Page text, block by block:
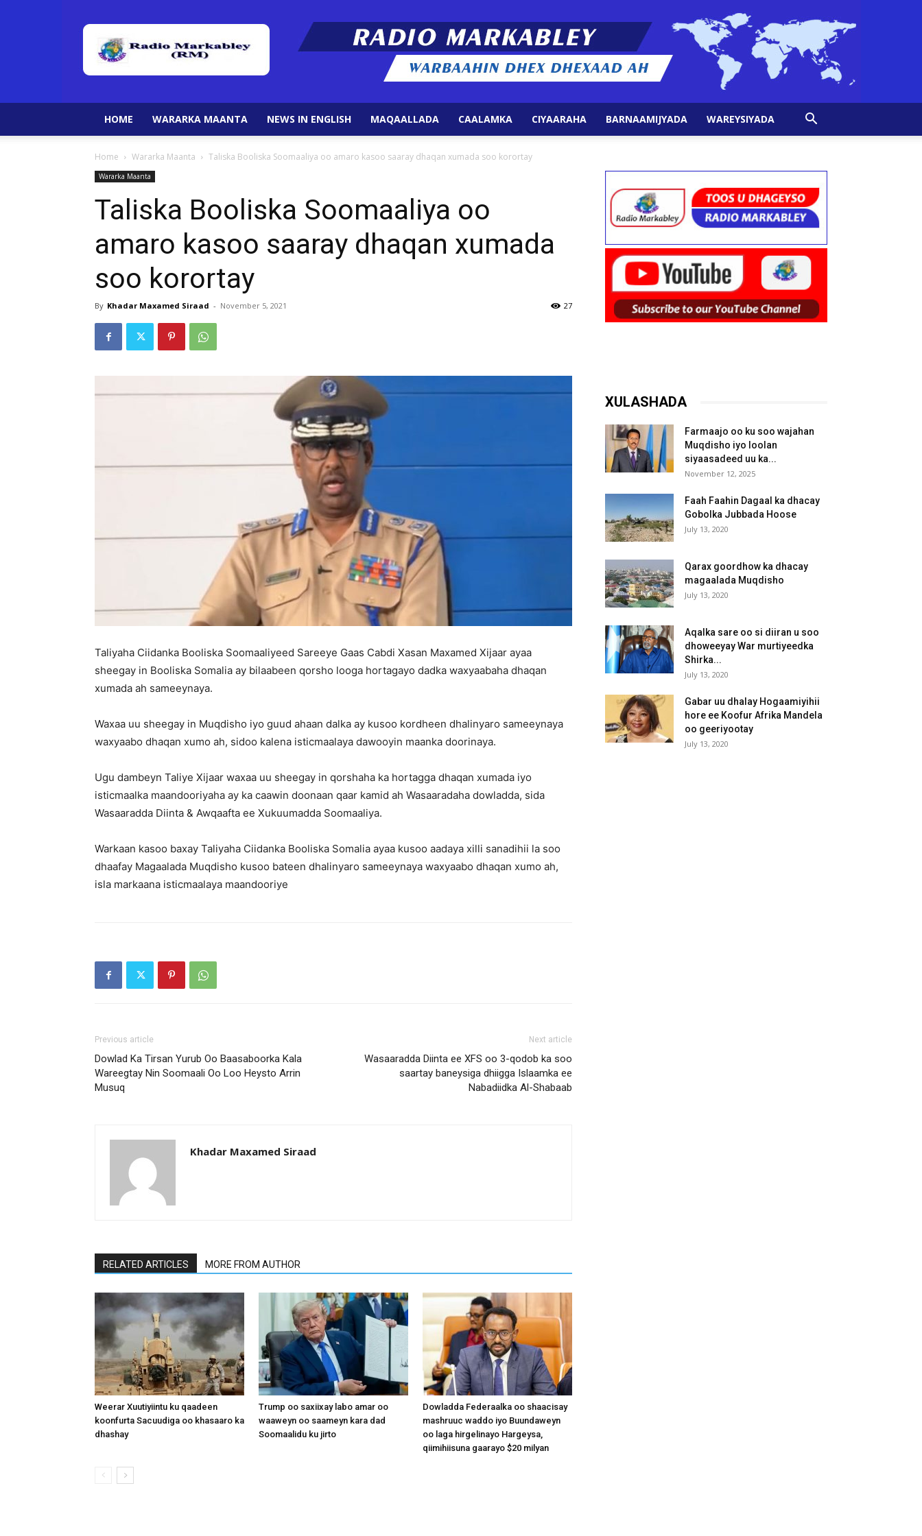
HOME WARARKA MAANTA NEWS IN ENGLISH MAQAALLADA CAALAMKA CIYAARAHA BARNAAMIJYADA WAREYSIYADA
Home Wararka Maanta Taliska Booliska Soomaaliya oo amaro kasoo saaray dhaqan xumada soo korortay
Wararka Maanta
Taliska Booliska Soomaaliya oo
amaro kasoo saaray dhaqan xumada
soo korortay
By Khadar Maxamed Siraad - November 5, 2021 27
Taliyaha Ciidanka Booliska Soomaaliyeed Sareeye Gaas Cabdi Xasan Maxamed Xijaar ayaa
sheegay in Booliska Somalia ay bilaabeen qorsho looga hortagayo dadka waxyaabaha dhaqan
xumada ah sameeynaya.
Waxaa uu sheegay in Muqdisho iyo guud ahaan dalka ay kusoo kordheen dhalinyaro sameeynaya
waxyaabo dhaqan xumo ah, sidoo kalena isticmaalaya dawooyin maanka doorinaya.
Ugu dambeyn Taliye Xijaar waxaa uu sheegay in qorshaha ka hortagga dhaqan xumada iyo
isticmaalka maandooriyaha ay ka caawin doonaan qaar kamid ah Wasaaradaha dowladda, sida
Wasaaradda Diinta & Awqaafta ee Xukuumadda Soomaaliya.
Warkaan kasoo baxay Taliyaha Ciidanka Booliska Somalia ayaa kusoo aadaya xilli sanadihii la soo
dhaafay Magaalada Muqdisho kusoo bateen dhalinyaro sameeynaya waxyaabo dhaqan xumo ah,
isla markaana isticmaalaya maandooriye
Previous article
Dowlad Ka Tirsan Yurub Oo Baasaboorka Kala
Wareegtay Nin Soomaali Oo Loo Heysto Arrin
Musuq
Next article
Wasaaradda Diinta ee XFS oo 3-qodob ka soo
saartay baneysiga dhiigga Islaamka ee
Nabadiidka Al-Shabaab
Khadar Maxamed Siraad
RELATED ARTICLES MORE FROM AUTHOR
Weerar Xuutiyiintu ku qaadeen
koonfurta Sacuudiga oo khasaaro ka
dhashay
Trump oo saxiixay labo amar oo
waaweyn oo saameyn kara dad
Soomaalidu ku jirto
Dowladda Federaalka oo shaacisay
mashruuc waddo iyo Buundaweyn
oo laga hirgelinayo Hargeysa,
qiimihiisuna gaarayo $20 milyan
XULASHADA
Farmaajo oo ku soo wajahan
Muqdisho iyo loolan
siyaasadeed uu ka...
November 12, 2025
Faah Faahin Dagaal ka dhacay
Gobolka Jubbada Hoose
July 13, 2020
Qarax goordhow ka dhacay
magaalada Muqdisho
July 13, 2020
Aqalka sare oo si diiran u soo
dhoweeyay War murtiyeedka
Shirka...
July 13, 2020
Gabar uu dhalay Hogaamiyihii
hore ee Koofur Afrika Mandela
oo geeriyootay
July 13, 2020